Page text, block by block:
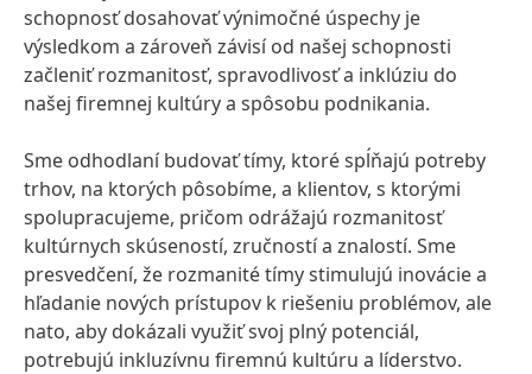
schopnosť dosahovať výnimočné úspechy je
výsledkom a zároveň závisí od našej schopnosti
začleniť rozmanitosť, spravodlivosť a inklúziu do
našej firemnej kultúry a spôsobu podnikania.
Sme odhodlaní budovať tímy, ktoré spĺňajú potreby
trhov, na ktorých pôsobíme, a klientov, s ktorými
spolupracujeme, pričom odrážajú rozmanitosť
kultúrnych skúseností, zručností a znalostí. Sme
presvedčení, že rozmanité tímy stimulujú inovácie a
hľadanie nových prístupov k riešeniu problémov, ale
nato, aby dokázali využiť svoj plný potenciál,
potrebujú inkluzívnu firemnú kultúru a líderstvo.